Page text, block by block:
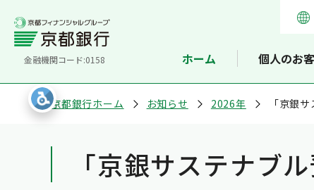
金融機関コード:0158 ホーム 個人のお
京都銀行ホーム お知らせ 2026年 「京銀
「京銀サステナブ